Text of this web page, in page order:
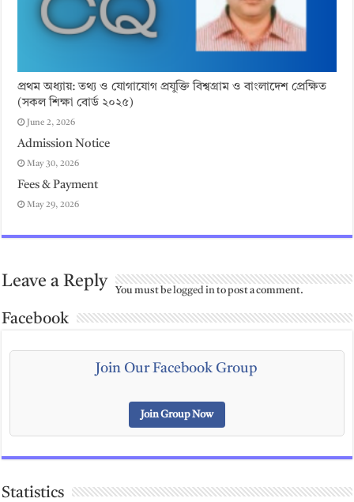
প্রথম অধ্যায়: তথ্য ও যোগাযোগ প্রযুক্তি বিশ্বগ্রাম ও বাংলাদেশ প্রেক্ষিত
(সকল শিক্ষা বোর্ড ২০২৫)
June 2, 2026
Admission Notice
May 30, 2026
Fees & Payment
May 29, 2026
Leave a Reply
You must belogged into post a comment.
Facebook
Join Our Facebook Group
Join Group Now
Statistics